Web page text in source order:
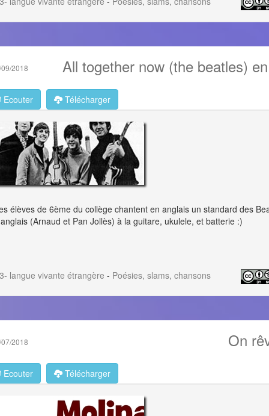
2018 All together now (the beatles)
Ecouter Télécharger
élèves de 6ème du collège chantent en anglais un standard des
(Arnaud et Pan Jollès) à la guitare, ukulele, et batterie :)
3- langue vivante étrangère - Poésies, slams, chansons
2018 On
Ecouter Télécharger